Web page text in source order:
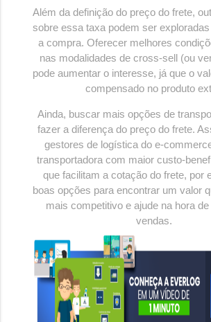
Além da definição do preço do frete,
sobre essa taxa podem ser
a compra. Oferecer melhores
nas modalidades de cross-sell (ou
pode aumentar o interesse, já que o
compensado no produto
Ainda, buscar mais opções de
fazer a diferença do preço do frete.
gestores de logística do e-
transportadora com maior custo-
que facilitam a cotação do frete, por
boas opções para encontrar um valor
mais competitivo e ajude na hora
vendas.